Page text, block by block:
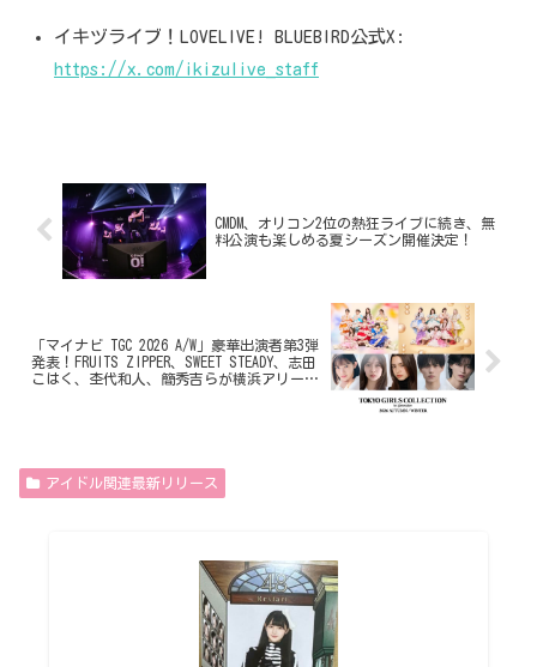
イキヅライブ！LOVELIVE! BLUEBIRD公式X:
https://x.com/ikizulive_staff
CMDM、オリコン2位の熱狂ライブに続き、無
料公演も楽しめる夏シーズン開催決定！
「マイナビ TGC 2026 A/W」豪華出演者第3弾
発表！FRUITS ZIPPER、SWEET STEADY、志田
こはく、杢代和人、簡秀吉らが横浜アリーナ
アイドル関連最新リリース